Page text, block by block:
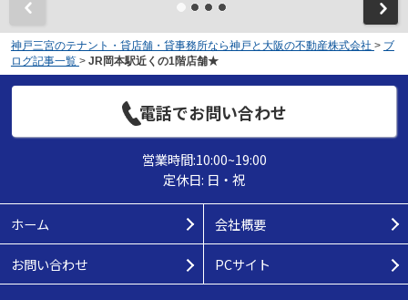
神戸三宮のテナント・貸店舗・貸事務所なら神戸と大阪の不動産株式会社 > ブ
ログ記事一覧 > JR岡本駅近くの1階店舗★
電話でお問い合わせ
営業時間:10:00~19:00
定休日: 日・祝
ホーム 会社概要
お問い合わせ PCサイト